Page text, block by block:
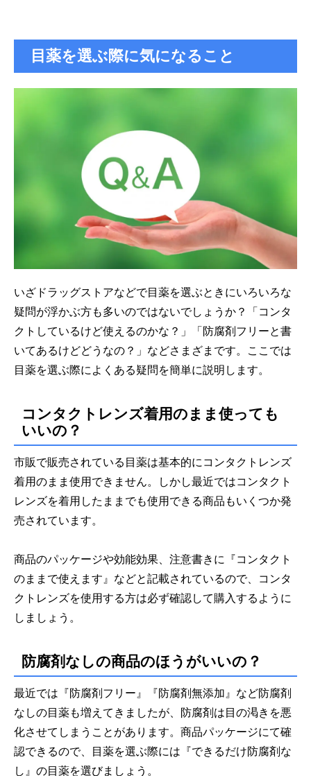
目薬を選ぶ際に気になること
いざドラッグストアなどで目薬を選ぶときにいろいろな
疑問が浮かぶ方も多いのではないでしょうか？「コンタ
クトしているけど使えるのかな？」「防腐剤フリーと書
いてあるけどどうなの？」などさまざまです。ここでは
目薬を選ぶ際によくある疑問を簡単に説明します。
コンタクトレンズ着用のまま使っても
いいの？
市販で販売されている目薬は基本的にコンタクトレンズ
着用のまま使用できません。しかし最近ではコンタクト
レンズを着用したままでも使用できる商品もいくつか発
売されています。
商品のパッケージや効能効果、注意書きに『コンタクト
のままで使えます』などと記載されているので、コンタ
クトレンズを使用する方は必ず確認して購入するように
しましょう。
防腐剤なしの商品のほうがいいの？
最近では『防腐剤フリー』『防腐剤無添加』など防腐剤
なしの目薬も増えてきましたが、防腐剤は目の渇きを悪
化させてしまうことがあります。商品パッケージにて確
認できるので、目薬を選ぶ際には『できるだけ防腐剤な
し』の目薬を選びましょう。